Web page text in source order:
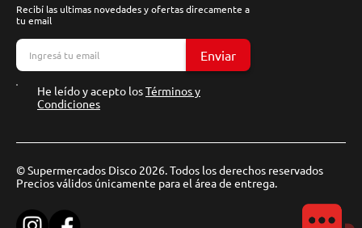
Recibí las ultimas novedades y ofertas direcamente a
tu email
Enviar
He leído y acepto losTérminos y
Condiciones
© Supermercados Disco 2026. Todos los derechos reservados
Precios válidos únicamente para el área de entrega.